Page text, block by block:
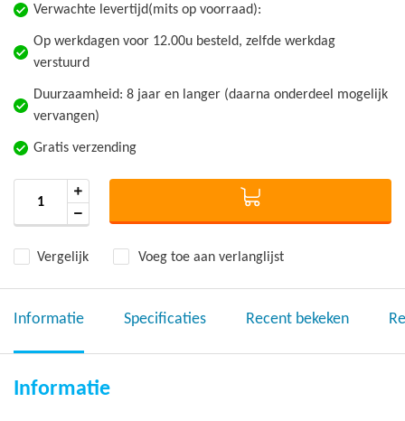
Verwachte levertijd(mits op voorraad):
Op werkdagen voor 12.00u besteld, zelfde werkdag
verstuurd
Duurzaamheid: 8 jaar en langer (daarna onderdeel mogelijk
vervangen)
Gratis verzending
Vergelijk Voeg toe aan verlanglijst
Informatie Specificaties Recent bekeken
Informatie